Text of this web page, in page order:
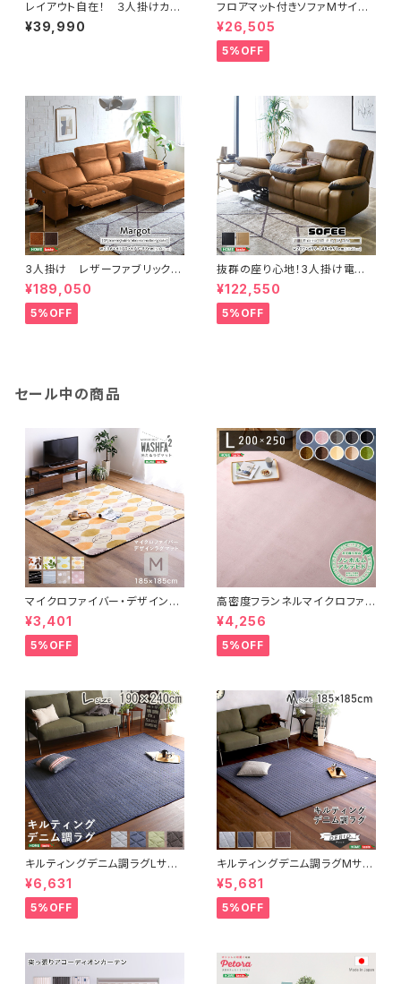
レイアウト自在！ ３人掛けカウ
チソファ【Wismon -ウィスモ
ン-】 （ポケットコイル入り 選
¥39,990
フロアマット付きソファMサイズ
（幅200cm）お家で洗えるカバ
ーリングタイプ | Plateau-プラ
トー- SH-07-PLTM-SF
¥26,505
5%OFF
3人掛け レザーファブリック
電動リクライニング カウチソフ
ァ【Margot-マーゴ-】 SH-24
-CEL-3
¥189,050
5%OFF
抜群の座り心地！3人掛け電動リ
クライニングソファ SH-24-E
SL-3
¥122,550
5%OFF
セール中の商品
マイクロファイバー・デザインラ
グマットMサイズ（185×185cm）
洗えるラグマット 【WASHFA2】
FRG-D2-M
¥3,401
5%OFF
高密度フランネルマイクロファイ
バー・ラグマットLサイズ（200×2
50cm）洗えるラグマット｜ナル
トレア
¥4,256
5%OFF
キルティングデニム調ラグLサイ
ズ(190x240cm)オールシーズ
ン、滑り止め付き、手洗い対応【D
erid-デリッド-】 DRG-L
¥6,631
5%OFF
キルティングデニム調ラグMサイ
ズ(185x185cm)オールシーズ
ン、滑り止め付き、手洗い対応【D
erid-デリッド-】 DRG-M
¥5,681
5%OFF